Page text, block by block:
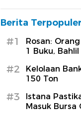
Berita Terpopuler
#1
Rosan:
1 Buku,
#2
Kelolaan
150 Ton
#3
Istana
Masuk Bursa